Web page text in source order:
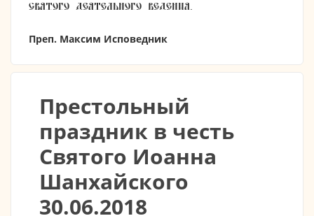
святого деятельного ведения.
Преп. Максим Исповедник
Престольный
праздник в честь
Святого Иоанна
Шанхайского
30.06.2018